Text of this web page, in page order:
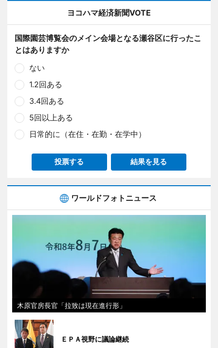
ヨコハマ経済新聞VOTE
国際園芸博覧会のメイン会場となる瀬谷区に行ったこ
とはありますか
ない
1.2回ある
3.4回ある
5回以上ある
日常的に（在住・在勤・在学中）
投票する 結果を見る
ワールドフォトニュース
木原官房長官「拉致は現在進行形」
ＥＰＡ視野に議論継続